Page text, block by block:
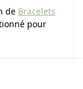
de Bracelets
pour